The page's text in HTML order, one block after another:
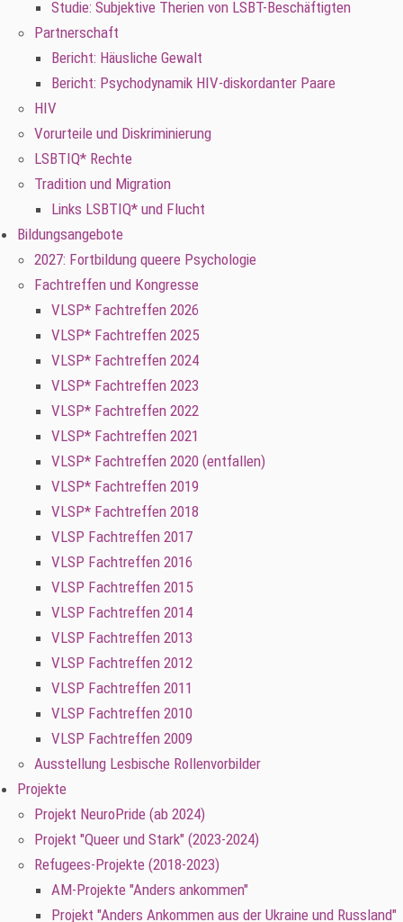
Studie: Subjektive Therien von LSBT-Beschäftigten
Partnerschaft
Bericht: Häusliche Gewalt
Bericht: Psychodynamik HIV-diskordanter Paare
HIV
Vorurteile und Diskriminierung
LSBTIQ* Rechte
Tradition und Migration
Links LSBTIQ* und Flucht
Bildungsangebote
2027: Fortbildung queere Psychologie
Fachtreffen und Kongresse
VLSP* Fachtreffen 2026
VLSP* Fachtreffen 2025
VLSP* Fachtreffen 2024
VLSP* Fachtreffen 2023
VLSP* Fachtreffen 2022
VLSP* Fachtreffen 2021
VLSP* Fachtreffen 2020 (entfallen)
VLSP* Fachtreffen 2019
VLSP* Fachtreffen 2018
VLSP Fachtreffen 2017
VLSP Fachtreffen 2016
VLSP Fachtreffen 2015
VLSP Fachtreffen 2014
VLSP Fachtreffen 2013
VLSP Fachtreffen 2012
VLSP Fachtreffen 2011
VLSP Fachtreffen 2010
VLSP Fachtreffen 2009
Ausstellung Lesbische Rollenvorbilder
Projekte
Projekt NeuroPride (ab 2024)
Projekt "Queer und Stark" (2023-2024)
Refugees-Projekte (2018-2023)
AM-Projekte "Anders ankommen"
Projekt "Anders Ankommen aus der Ukraine und Russland"